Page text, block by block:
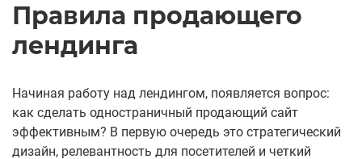
Правила продающего
лендинга
Начиная работу над лендингом, появляется вопрос:
как сделать одностраничный продающий сайт
эффективным? В первую очередь это стратегический
дизайн, релевантность для посетителей и четкий